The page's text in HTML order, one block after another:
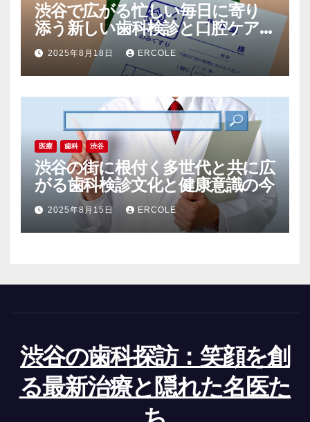
渋谷で広がる忙しい毎日に寄り
添う新しい歯科検診と口腔ケア
のライフスタイル
2025年8月18日 ERCOLE
医療 歯科 渋谷
渋谷の街に根付く多世代と共に広
がる歯科検診文化と健康意識の今
2025年8月15日 ERCOLE
渋谷の歯科探訪：笑顔を創
る最新治療と隠れた名医た